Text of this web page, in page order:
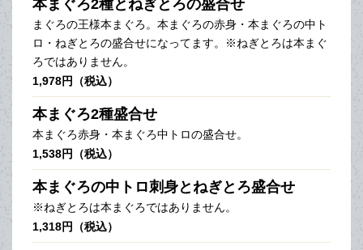
本まぐろ2種とねぎとろの盛合せ
まぐろの王様本まぐろ。本まぐろの赤身・本まぐろの中ト
ロ・ねぎとろの盛合せになってます。※ねぎとろは本まぐ
ろではありません。
1,978円（税込）
本まぐろ2種盛合せ
本まぐろ赤身・本まぐろ中トロの盛合せ。
1,538円（税込）
本まぐろの中トロ刺身とねぎとろ盛合せ
※ねぎとろは本まぐろではありません。
1,318円（税込）